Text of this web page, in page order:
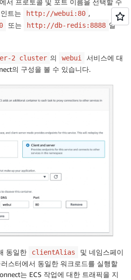
트는
http://webui:80 ,
또는 http://db-redis:8888 일
2 cluster 의 webui
서비스에 대
의 구성을 볼 수 있습니다.
동일한 clientAlias
및 네임스페이
스터에서 동일한 워크로드를 실행할
는 ECS 작업에 대한 트래픽을 지